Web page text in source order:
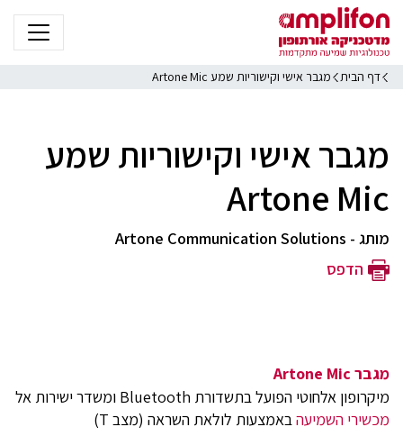
דף הבית מגבר אישי וקישוריות שמע Artone Mic
מגבר אישי וקישוריות שמע
Artone Mic
מותג - Artone Communication Solutions
הדפס
מגבר Artone Mic
מיקרופון אלחוטי הפועל בתשדורת Bluetooth ומשדר ישירות אל
מכשירי השמיעהבאמצעות לולאת השראה (מצב T)